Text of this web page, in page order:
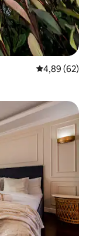
Note
4,89 (62)